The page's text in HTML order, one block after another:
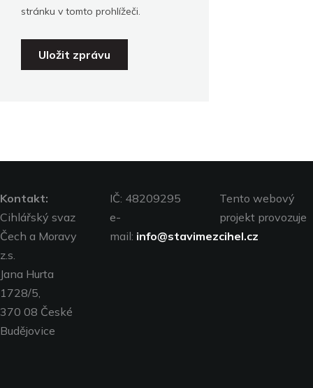
stránku v tomto prohlížeči.
Kontakt:
Cihlářský svaz
Čech a Moravy
z.s.
Jana Hurta
1728/5,
370 08 České
Budějovice
IČ: 48209295
e-
mail: info@stavimezcihel.cz
Tento webový
projekt provozuje